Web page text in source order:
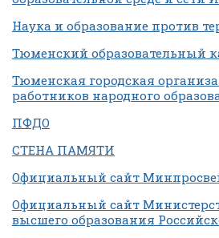
Наука и образование против
Тюменский образовательный
Тюменская городская
работников народного
ПФДО
СТЕНА ПАМЯТИ
Официальный сайт
Официальный сайт
высшего образования